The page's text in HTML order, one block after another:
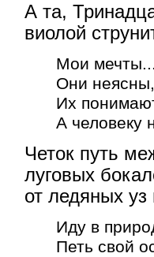
А та,
виолой
Мои
Они
Их
А человеку
Четок путь
луговых
от ледяных уз
Иду в
Петь свой